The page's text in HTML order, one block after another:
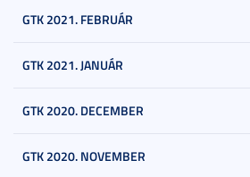
GTK 2021. FEBRUÁR
GTK 2021. JANUÁR
GTK 2020. DECEMBER
GTK 2020. NOVEMBER